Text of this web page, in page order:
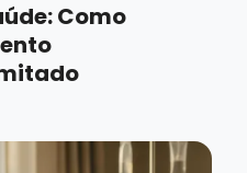
Como